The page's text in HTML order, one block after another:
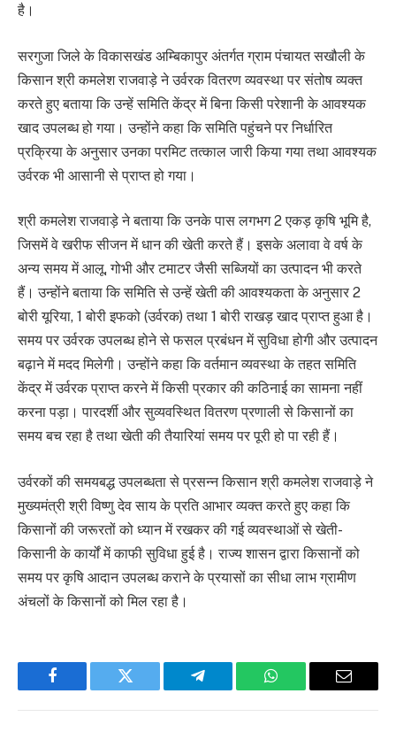
है।
सरगुजा जिले के विकासखंड अम्बिकापुर अंतर्गत ग्राम पंचायत सखौली के
किसान श्री कमलेश राजवाड़े ने उर्वरक वितरण व्यवस्था पर संतोष व्यक्त
करते हुए बताया कि उन्हें समिति केंद्र में बिना किसी परेशानी के आवश्यक
खाद उपलब्ध हो गया। उन्होंने कहा कि समिति पहुंचने पर निर्धारित
प्रक्रिया के अनुसार उनका परमिट तत्काल जारी किया गया तथा आवश्यक
उर्वरक भी आसानी से प्राप्त हो गया।
श्री कमलेश राजवाड़े ने बताया कि उनके पास लगभग 2 एकड़ कृषि भूमि है,
जिसमें वे खरीफ सीजन में धान की खेती करते हैं। इसके अलावा वे वर्ष के
अन्य समय में आलू, गोभी और टमाटर जैसी सब्जियों का उत्पादन भी करते
हैं। उन्होंने बताया कि समिति से उन्हें खेती की आवश्यकता के अनुसार 2
बोरी यूरिया, 1 बोरी इफको (उर्वरक) तथा 1 बोरी राखड़ खाद प्राप्त हुआ है।
समय पर उर्वरक उपलब्ध होने से फसल प्रबंधन में सुविधा होगी और उत्पादन
बढ़ाने में मदद मिलेगी। उन्होंने कहा कि वर्तमान व्यवस्था के तहत समिति
केंद्र में उर्वरक प्राप्त करने में किसी प्रकार की कठिनाई का सामना नहीं
करना पड़ा। पारदर्शी और सुव्यवस्थित वितरण प्रणाली से किसानों का
समय बच रहा है तथा खेती की तैयारियां समय पर पूरी हो पा रही हैं।
उर्वरकों की समयबद्ध उपलब्धता से प्रसन्न किसान श्री कमलेश राजवाड़े ने
मुख्यमंत्री श्री विष्णु देव साय के प्रति आभार व्यक्त करते हुए कहा कि
किसानों की जरूरतों को ध्यान में रखकर की गई व्यवस्थाओं से खेती-
किसानी के कार्यों में काफी सुविधा हुई है। राज्य शासन द्वारा किसानों को
समय पर कृषि आदान उपलब्ध कराने के प्रयासों का सीधा लाभ ग्रामीण
अंचलों के किसानों को मिल रहा है।
Facebook Twitter Telegram WhatsApp Email